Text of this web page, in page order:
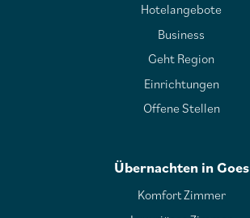
Hotelangebote
Business
Geht Region
Einrichtungen
Offene Stellen
Übernachten in Goes
Komfort Zimmer